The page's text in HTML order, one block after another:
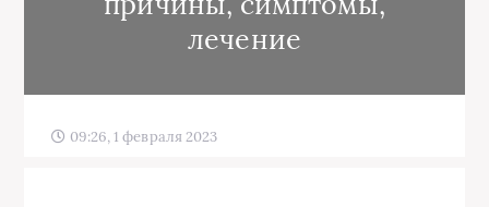
лечение
09:26, 1 февраля 2023